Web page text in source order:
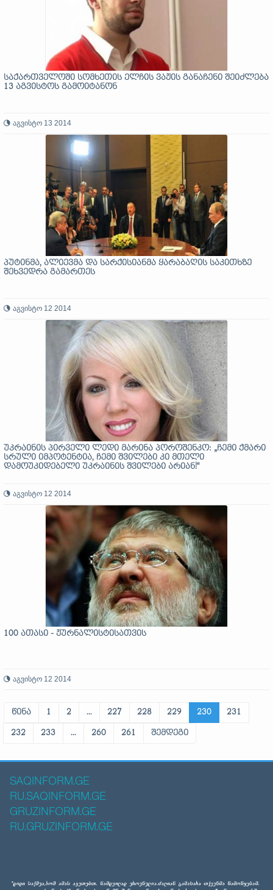
საქართველოში სომხეთის ელჩის ვაჟის განაჩენი შეიძლება
13 აგვისტოს გამოიტანონ
აგვისტო 13 2014
პუტინმა, ალიევმა და სარქისიანმა ყარაბაღის საკითხზე
შეხვედრა გამართეს
აგვისტო 12 2014
უკრაინის პირველი ლედი მარინა პოროშენკო: „ჩემი ქმარი
სრული იმპოტენტია, ჩემი შვილები კი მთელი
დამოუკიდებელი უკრაინის შვილები არიან!“
აგვისტო 12 2014
100 ათასი - ჟურნალისტისათვის
აგვისტო 12 2014
წინა 1 2 ... 227 228 229 230 231
232 233 ... 260 261 შემდეგი
SAQINFORM.GE
RU.SAQINFORM.GE
GRUZINFORM.GE
RU.GRUZINFORM.GE